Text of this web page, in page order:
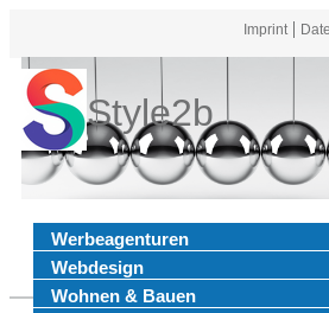
Imprint
Style2b
Werbeagenturen
Webdesign
Wohnen & Bauen